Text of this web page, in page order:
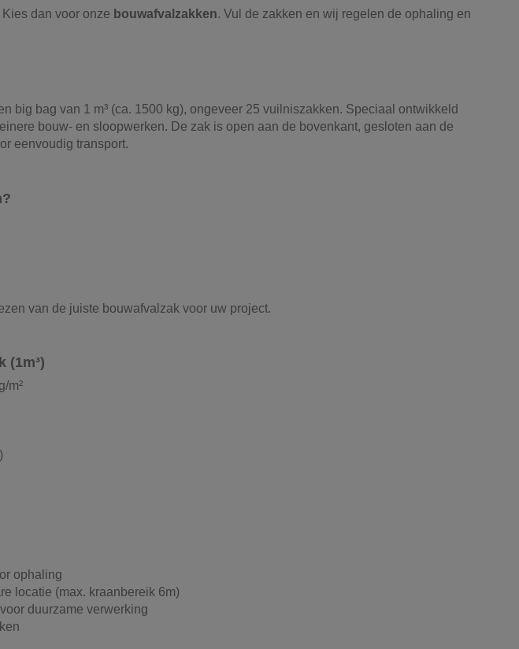
dan voor onze bouwafvalzakken. Vul de zakken en wij regelen de ophaling en
big bag van 1 m³ (ca. 1500 kg), ongeveer 25 vuilniszakken. Speciaal ontwikkeld
bouw- en sloopwerken. De zak is open aan de bovenkant, gesloten aan de
eenvoudig transport.
van de juiste bouwafvalzak voor uw project.
(1m³)
m²
ophaling
locatie (max. kraanbereik 6m)
duurzame verwerking